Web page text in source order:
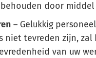
door middel
– Gelukkig
niet tevreden zijn,
van uw